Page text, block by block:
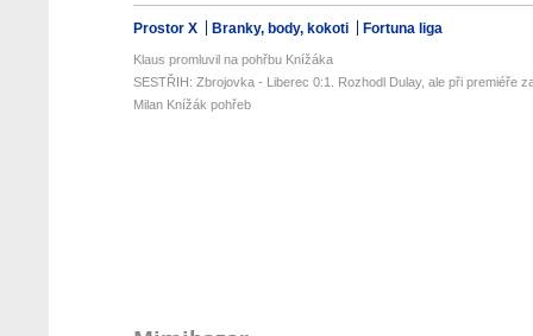
Prostor X Branky, body, kokoti Fortuna liga
Klaus promluvil na pohřbu Knížáka
SESTŘIH: Zbrojovka - Liberec 0:1. Rozhodl Dulay, ale při premiéře
Milan Knížák pohřeb